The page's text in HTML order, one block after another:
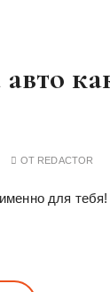
авто
ОТ REDACTOR
для тебя!